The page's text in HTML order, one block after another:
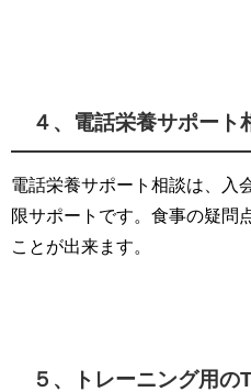
４、電話栄養サポート
電話栄養サポート相談は、入
限サポートです。食事の疑問
ことが出来ます。
５、トレーニング用の